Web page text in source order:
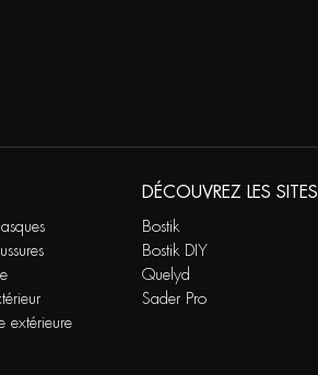
extérieure
DÉCOUVREZ LES SITES
Bostik
Bostik DIY
Quelyd
Sader Pro